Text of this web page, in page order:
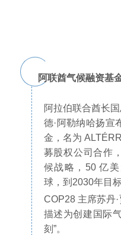
阿联酋气候融资基
阿拉伯联合酋长
德·阿勒纳哈扬宣
金，名为
募股权公司合作
候战略，50 亿
球，到2030年目
COP28 主席苏丹
描述为创建国际
刻”。